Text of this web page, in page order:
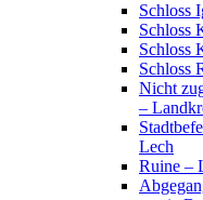
Schloss
Schloss
Schloss
Schloss
Nicht
–
Lech
Ruine –